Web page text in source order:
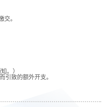
交。
。）
引致的额外开支。